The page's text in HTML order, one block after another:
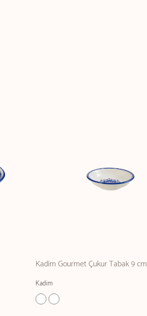
Kadim Gourmet Çukur Tabak 9 cm
Kadim